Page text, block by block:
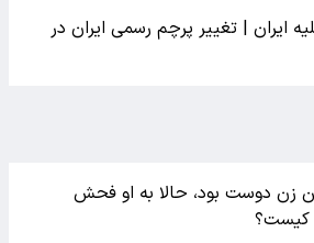
ایران | تغییر پرچم رسمی ایران در
زن دوست بود، حالا به او فحش
کیست؟